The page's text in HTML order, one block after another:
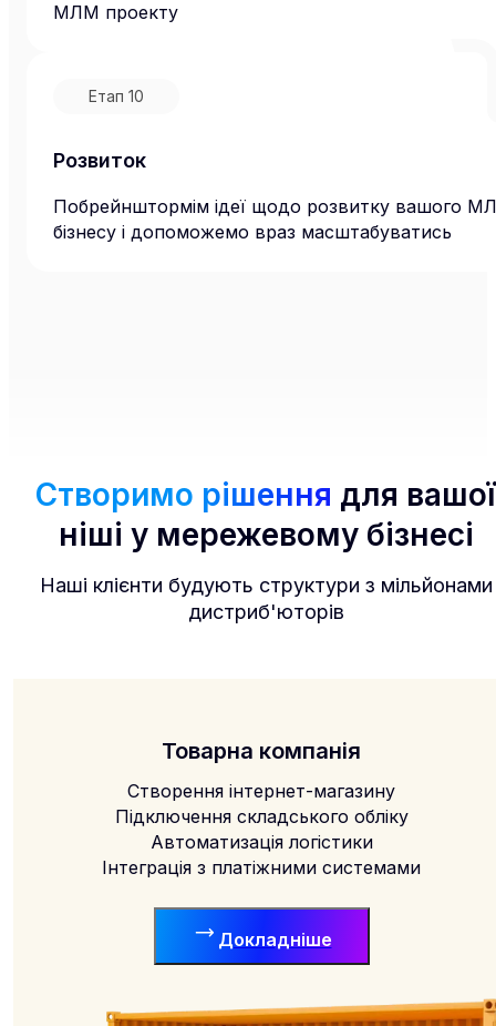
МЛМ проекту
Етап 10
Розвиток
Побрейнштормім ідеї щодо розвитку вашого
бізнесу і допоможемо враз масштабуватись
Створимо рішення для вашої
ніші у мережевому бізнесі
Наші клієнти будують структури з мільйонами
дистриб'юторів
Товарна компанія
Створення інтернет-магазину
Підключення складського обліку
Автоматизація логістики
Інтеграція з платіжними системами
Докладніше